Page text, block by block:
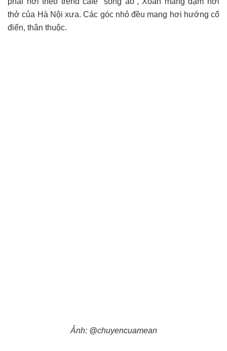
thở của Hà Nội xưa. Các góc nhỏ đều mang hơi hướng cổ
điển, thân thuộc.
Ảnh: @chuyencuamean